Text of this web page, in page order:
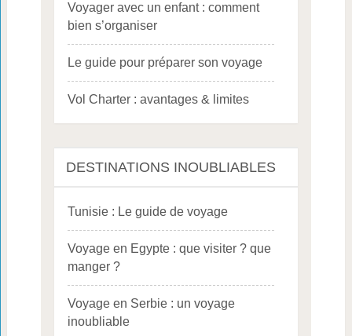
Voyager avec un enfant : comment
bien s’organiser
Le guide pour préparer son voyage
Vol Charter : avantages & limites
DESTINATIONS INOUBLIABLES
Tunisie : Le guide de voyage
Voyage en Egypte : que visiter ? que
manger ?
Voyage en Serbie : un voyage
inoubliable